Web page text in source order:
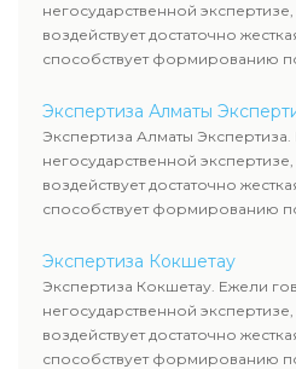
негосударственной
воздействует достаточно
способствует формированию
Экспертиза Алматы
Экспертиза Алматы
негосударственной
воздействует достаточно
способствует формированию
Экспертиза Кокшетау
Экспертиза Кокшетау. Ежели
негосударственной
воздействует достаточно
способствует формированию